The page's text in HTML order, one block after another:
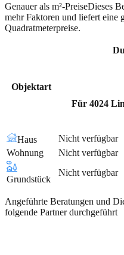
Genauer als m²-PreiseDieses
mehr Faktoren und liefert eine
Quadratmeterpreise.
Objektart
Für 4024
Haus
Nicht verfügbar
Wohnung
Nicht verfügbar
Grundstück
Nicht verfügbar
Angeführte Beratungen und
folgende Partner durchgeführt